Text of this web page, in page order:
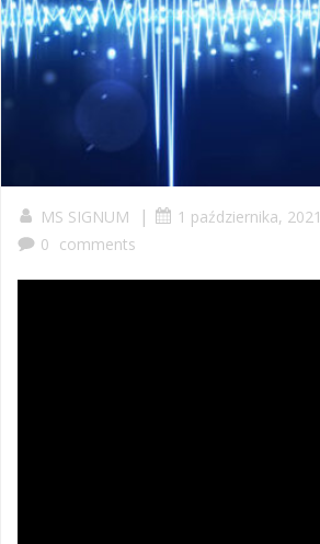
MS SIGNUM | 1 października, 2021
0 comments